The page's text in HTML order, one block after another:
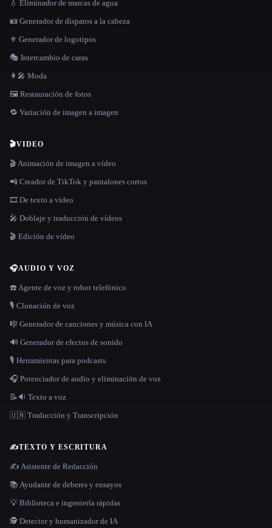
💧 Eliminador de marcas de agua
🪪 Generador de disparos a la cabeza
⚜️ Generador de logotipos
🎭 Intercambio de caras
👩‍🎤 Moda
🖼️ Restauración de fotos
🔁 Variación de imagen a imagen
🎬VIDEO
🎬 Animación de imagen a vídeo
📲 Creador de TikTok y pantalones cortos
🎞️ De texto a vídeo
🎤 Doblaje y traducción de vídeos
🎬 Edición de vídeo
🎧AUDIO Y VOZ
☎️ Agente de voz y robot telefónico
🎙️ Clonación de voz
🎼 Generador de canciones y música con IA
🔊 Generador de efectos de sonido
🎙️ Herramientas para podcasts
🎧 Potenciador de audio y eliminación de voz
📝🔉 Texto a voz
🇺🇳 Traducción y Transcripción
✍️TEXTO Y ESCRITURA
✍️ Asistente de Redacción
📚 Ayudante de deberes y ensayos
💡 Biblioteca e ingeniería rápidas
🕵️ Detector y humanizador de IA